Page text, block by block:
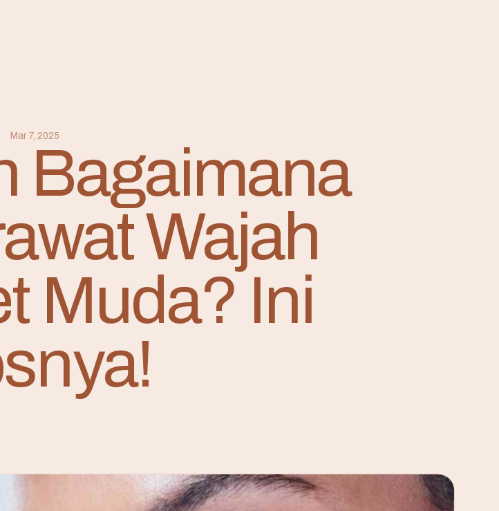
Mar 7, 2025
Bagaimana
Wajah
Muda? Ini